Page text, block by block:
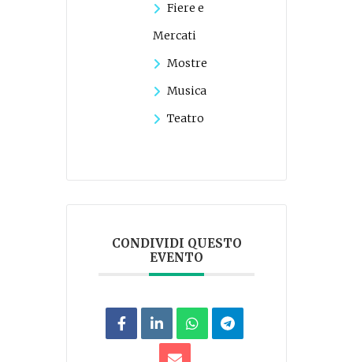
Fiere e
Mercati
Mostre
Musica
Teatro
CONDIVIDI QUESTO
EVENTO